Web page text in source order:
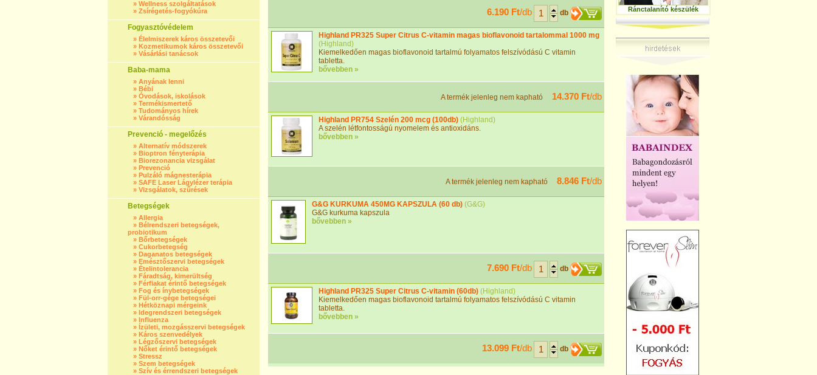
» Wellness szolgáltatások
» Zsírégetés-fogyókúra
Fogyasztóvédelem
» Élelmiszerek káros összetevői
» Kozmetikumok káros összetevői
» Vásárlási tanácsok
Baba-mama
» Anyának lenni
» Bébi
» Óvodások, iskolások
» Termékismertető
» Tudományos hírek
» Várandósság
Prevenció - megelőzés
» Alternatív módszerek
» Bioptron fényterápia
» Biorezonancia vizsgálat
» Prevenció
» Pulzáló mágnesterápia
» SAFE Laser Lágylézer terápia
» Vizsgálatok, szűrések
Betegségek
» Allergia
» Bélrendszeri betegségek,
probiotikum
» Bőrbetegségek
» Cukorbetegség
» Daganatos betegségek
» Emésztőszervi betegségek
» Ételintolerancia
» Fáradtság, kimerültség
» Férfiakat érintő betegségek
» Fog és ínybetegségek
» Fül-orr-gége betegségei
» Hétköznapi mérgeink
» Idegrendszeri betegségek
» Influenza
» Ízületi, mozgásszervi betegségek
» Káros szenvedélyek
» Légzőszervi betegségek
» Nőket érintő betegségek
» Stressz
» Szem betegségek
» Szív és érrendszeri betegségek
6.190 Ft/db db
Highland PR325 Super Citrus C-vitamin magas bioflavonoid tartalommal 1000 mg
(Highland)
Kiemelkedően magas bioflavonoid tartalmú folyamatos felszívódású C vitamin
tabletta.
bővebben »
A termék jelenleg nem kapható 14.370 Ft/db
Highland PR754 Szelén 200 mcg (100db) (Highland)
A szelén létfontosságú nyomelem és antioxidáns.
bővebben »
A termék jelenleg nem kapható 8.846 Ft/db
G&G KURKUMA 450MG KAPSZULA (60 db) (G&G)
G&G kurkuma kapszula
bővebben »
7.690 Ft/db db
Highland PR325 Super Citrus C-vitamin (60db) (Highland)
Kiemelkedően magas bioflavonoid tartalmú folyamatos felszívódású C vitamin
tabletta.
bővebben »
13.099 Ft/db db
Ránctalanító készülék